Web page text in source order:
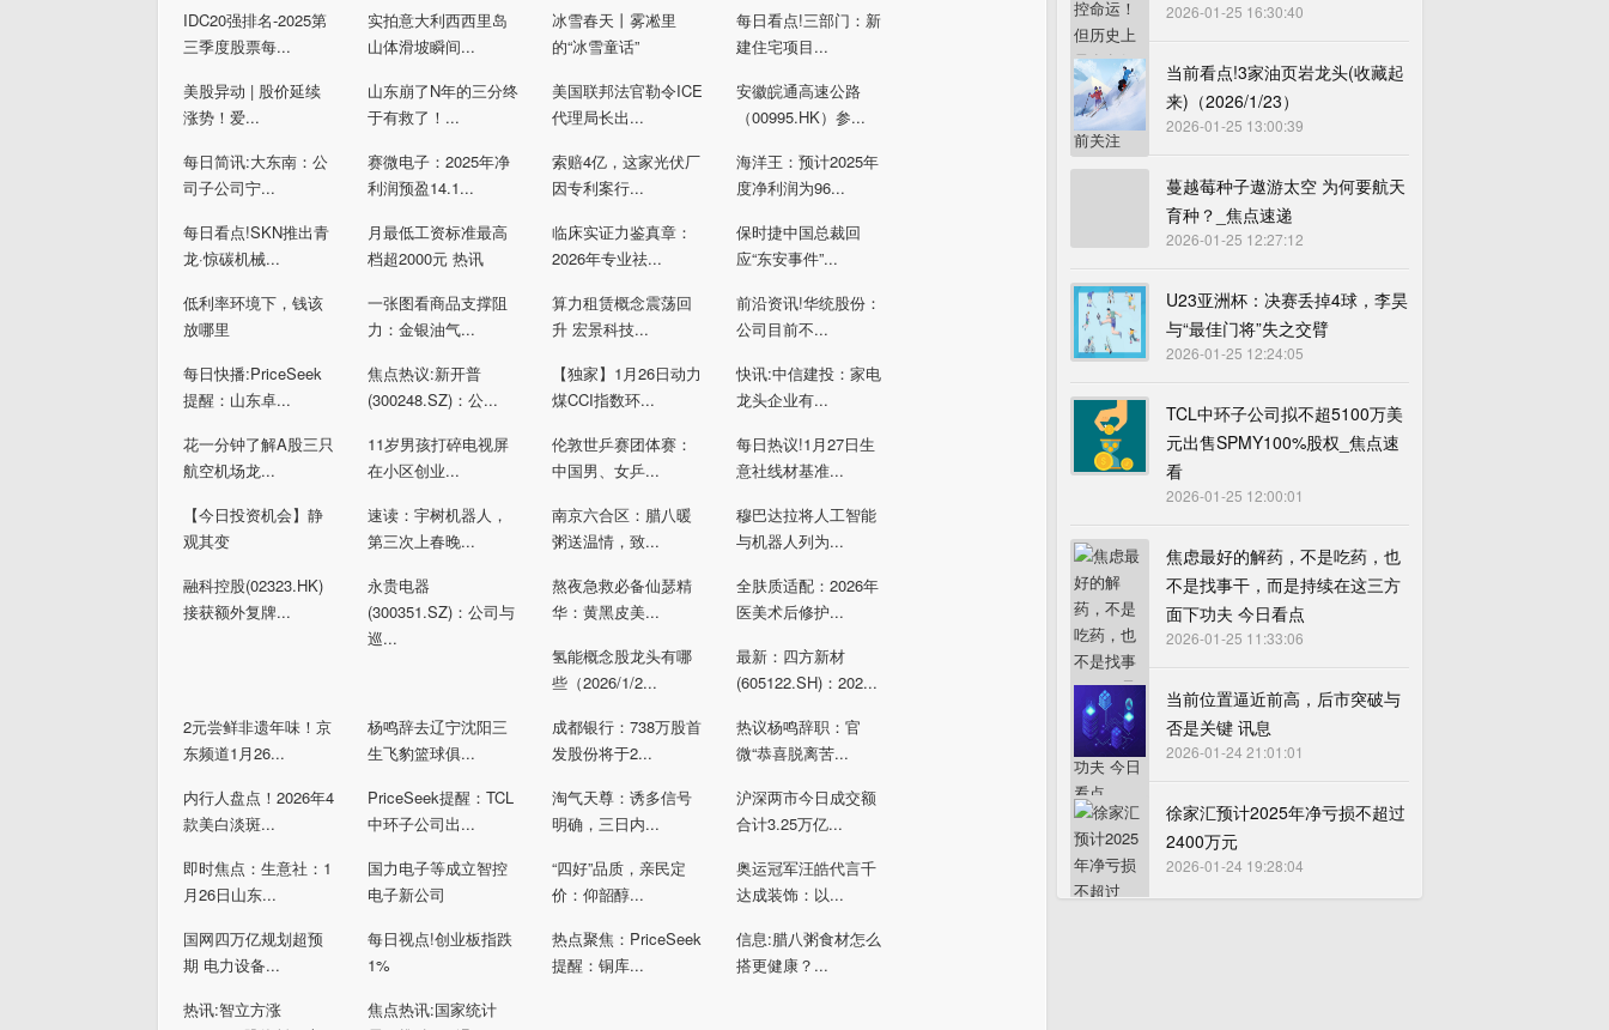
IDC20强排名-2025第
三季度股票每...
实拍意大利西西里岛
山体滑坡瞬间...
冰雪春天丨雾凇里
的“冰雪童话”
每日看点!三部门：新
建住宅项目...
美股异动 | 股价延续
涨势！爱...
山东崩了N年的三分终
于有救了！...
美国联邦法官勒令ICE
代理局长出...
安徽皖通高速公路
（00995.HK）参...
每日简讯:大东南：公
司子公司宁...
赛微电子：2025年净
利润预盈14.1...
索赔4亿，这家光伏厂
因专利案行...
海洋王：预计2025年
度净利润为96...
每日看点!SKN推出青
龙·惊碳机械...
月最低工资标准最高
档超2000元 热讯
临床实证力鉴真章：
2026年专业祛...
保时捷中国总裁回
应“东安事件”...
低利率环境下，钱该
放哪里
一张图看商品支撑阻
力：金银油气...
算力租赁概念震荡回
升 宏景科技...
前沿资讯!华统股份：
公司目前不...
每日快播:PriceSeek
提醒：山东卓...
焦点热议:新开普
(300248.SZ)：公...
【独家】1月26日动力
煤CCI指数环...
快讯:中信建投：家电
龙头企业有...
花一分钟了解A股三只
航空机场龙...
11岁男孩打碎电视屏
在小区创业...
伦敦世乒赛团体赛：
中国男、女乒...
每日热议!1月27日生
意社线材基准...
【今日投资机会】静
观其变
速读：宇树机器人，
第三次上春晚...
南京六合区：腊八暖
粥送温情，致...
穆巴达拉将人工智能
与机器人列为...
融科控股(02323.HK)
接获额外复牌...
永贵电器
(300351.SZ)：公司与
巡...
熬夜急救必备仙瑟精
华：黄黑皮美...
全肤质适配：2026年
医美术后修护...
氢能概念股龙头有哪
些（2026/1/2...
最新：四方新材
(605122.SH)：202...
2元尝鲜非遗年味！京
东频道1月26...
杨鸣辞去辽宁沈阳三
生飞豹篮球俱...
成都银行：738万股首
发股份将于2...
热议杨鸣辞职：官
微“恭喜脱离苦...
内行人盘点！2026年4
款美白淡斑...
PriceSeek提醒：TCL
中环子公司出...
淘气天尊：诱多信号
明确，三日内...
沪深两市今日成交额
合计3.25万亿...
即时焦点：生意社：1
月26日山东...
国力电子等成立智控
电子新公司
“四好”品质，亲民定
价：仰韶醇...
奥运冠军汪皓代言千
达成装饰：以...
国网四万亿规划超预
期 电力设备...
每日视点!创业板指跌
1%
热点聚焦：PriceSeek
提醒：铜库...
信息:腊八粥食材怎么
搭更健康？...
热讯:智立方涨
焦点热讯:国家统计
2026-01-25 16:30:40
当前看点!3家油页岩龙头(收藏起
来)（2026/1/23）
2026-01-25 13:00:39
蔓越莓种子遨游太空 为何要航天
育种？_焦点速递
2026-01-25 12:27:12
U23亚洲杯：决赛丢掉4球，李昊
与“最佳门将”失之交臂
2026-01-25 12:24:05
TCL中环子公司拟不超5100万美
元出售SPMY100%股权_焦点速
看
2026-01-25 12:00:01
焦虑最好的解药，不是吃药，也
不是找事干，而是持续在这三方
面下功夫 今日看点
2026-01-25 11:33:06
当前位置逼近前高，后市突破与
否是关键 讯息
2026-01-24 21:01:01
徐家汇预计2025年净亏损不超过
2400万元
2026-01-24 19:28:04